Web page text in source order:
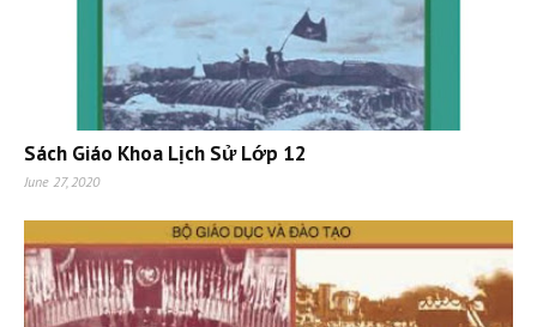
Sách Giáo Khoa Lịch Sử Lớp 12
June 27, 2020